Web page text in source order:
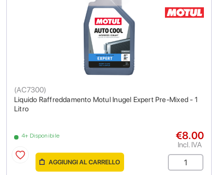
Liquido Raffreddamento Motul Inugel Expert Pre-Mixed - 1
Litro
(AC7300)
4+ Disponibile €8.00
Incl. IVA
AGGIUNGI AL CARRELLO